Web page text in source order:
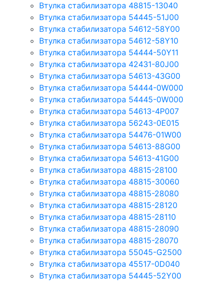
Втулка стабилизатора 48815-13040
Втулка стабилизатора 54445-51J00
Втулка стабилизатора 54612-58Y00
Втулка стабилизатора 54612-58Y10
Втулка стабилизатора 54444-50Y11
Втулка стабилизатора 42431-80J00
Втулка стабилизатора 54613-43G00
Втулка стабилизатора 54444-0W000
Втулка стабилизатора 54445-0W000
Втулка стабилизатора 54613-4P007
Втулка стабилизатора 56243-0E015
Втулка стабилизатора 54476-01W00
Втулка стабилизатора 54613-88G00
Втулка стабилизатора 54613-41G00
Втулка стабилизатора 48815-28100
Втулка стабилизатора 48815-30060
Втулка стабилизатора 48815-28080
Втулка стабилизатора 48815-28120
Втулка стабилизатора 48815-28110
Втулка стабилизатора 48815-28090
Втулка стабилизатора 48815-28070
Втулка стабилизатора 55045-G2500
Втулка стабилизатора 45517-0D040
Втулка стабилизатора 54445-52Y00